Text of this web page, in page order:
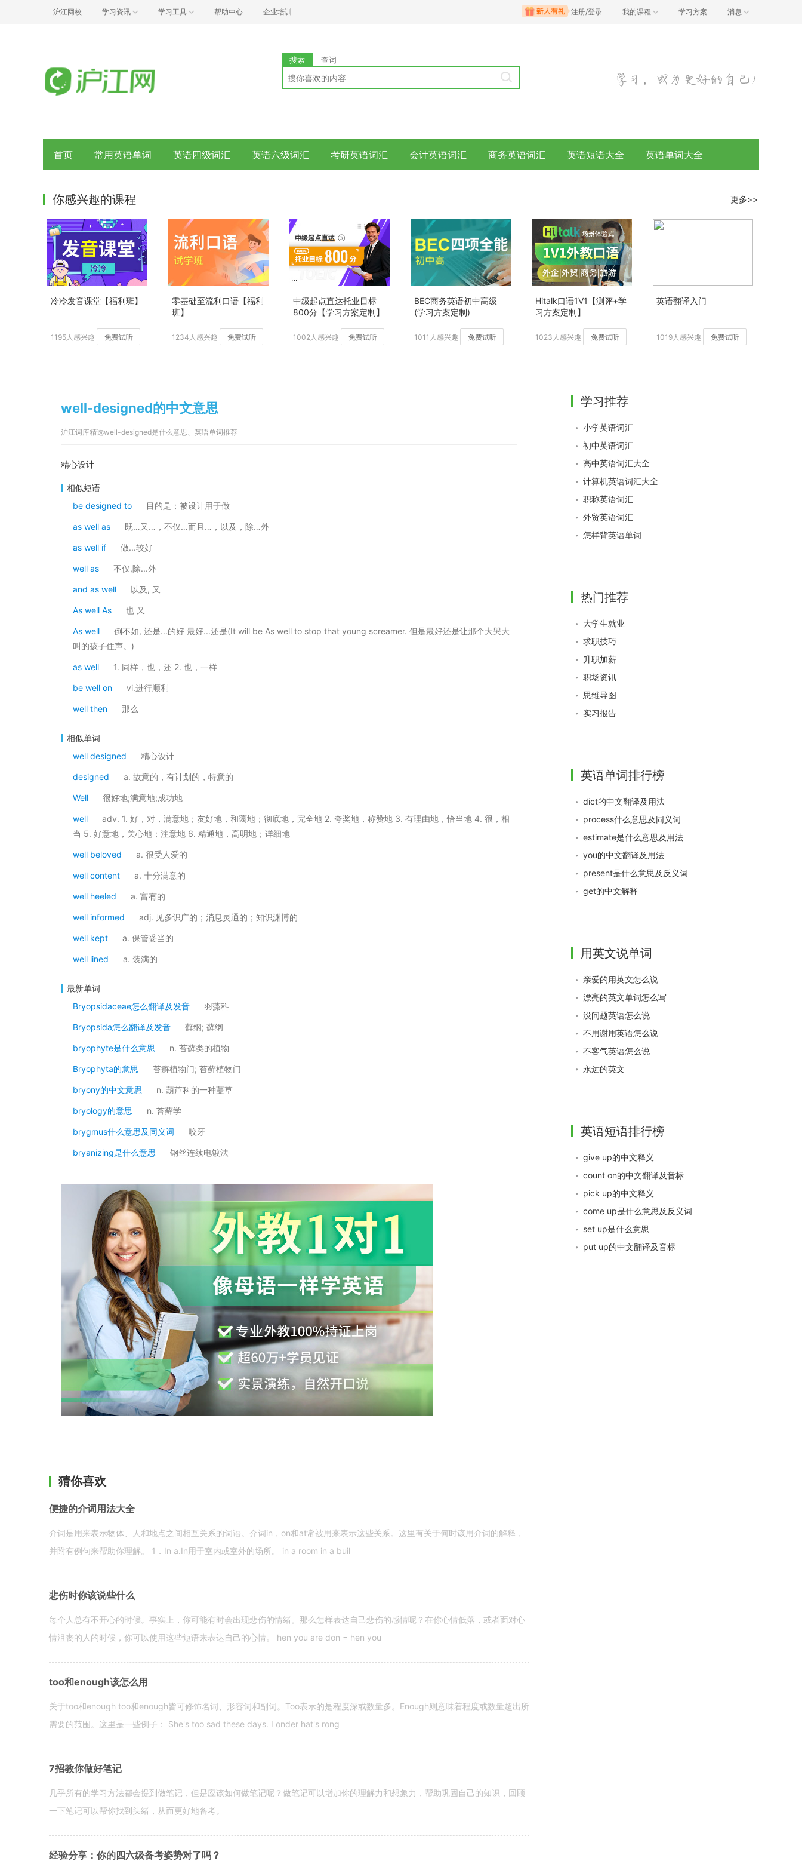
沪江网校 学习资讯 学习工具 帮助中心 企业培训 注册/登录 我的课程 学习方案 消息
搜索 查词
首页 常用英语单词 英语四级词汇 英语六级词汇 考研英语词汇 会计英语词汇 商务英语词汇 英语短语大全 英语单词大全
你感兴趣的课程 更多>>
冷冷发音课堂【福利班】
1195人感兴趣 免费试听
零基础至流利口语【福利
班】
1234人感兴趣 免费试听
中级起点直达托业目标
800分【学习方案定制】
1002人感兴趣 免费试听
BEC商务英语初中高级
(学习方案定制)
1011人感兴趣 免费试听
Hitalk口语1V1【测评+学
习方案定制】
1023人感兴趣 免费试听
英语翻译入门
1019人感兴趣 免费试听
well-designed的中文意思
沪江词库精选well-designed是什么意思、英语单词推荐
精心设计
相似短语
be designed to
目的是；被设计用于做
as well as 既…又…，不仅…而且…，以及，除…外
as well if 做...较好
well as 不仅,除...外
and as well 以及, 又
As well As 也 又
As well
倒不如, 还是...的好 最好...还是(It will be As well to stop that young screamer. 但是最好还是让那个大哭大
叫的孩子住声。)
as well 1. 同样，也，还 2. 也，一样
be well on vi.进行顺利
well then 那么
相似单词
well designed
精心设计
designed a. 故意的，有计划的，特意的
Well 很好地;满意地;成功地
well
adv. 1. 好，对，满意地；友好地，和蔼地；彻底地，完全地 2. 夸奖地，称赞地 3. 有理由地，恰当地 4. 很，相
当 5. 好意地，关心地；注意地 6. 精通地，高明地；详细地
well beloved a. 很受人爱的
well content a. 十分满意的
well heeled a. 富有的
well informed adj. 见多识广的；消息灵通的；知识渊博的
well kept a. 保管妥当的
well lined a. 装满的
最新单词
Bryopsidaceae怎么翻译及发音
羽藻科
Bryopsida怎么翻译及发音 藓纲; 藓纲
bryophyte是什么意思 n. 苔藓类的植物
Bryophyta的意思 苔癣植物门; 苔藓植物门
bryony的中文意思 n. 葫芦科的一种蔓草
bryology的意思 n. 苔藓学
brygmus什么意思及同义词 咬牙
bryanizing是什么意思 钢丝连续电镀法
猜你喜欢
便捷的介词用法大全
介词是用来表示物体、人和地点之间相互关系的词语。介词in，on和at常被用来表示这些关系。这里有关于何时该用介词的解释，
并附有例句来帮助你理解。 1．In a.In用于室内或室外的场所。 in a room in a buil
悲伤时你该说些什么
每个人总有不开心的时候。事实上，你可能有时会出现悲伤的情绪。那么怎样表达自己悲伤的感情呢？在你心情低落，或者面对心
情沮丧的人的时候，你可以使用这些短语来表达自己的心情。 hen you are don = hen you
too和enough该怎么用
关于too和enough too和enough皆可修饰名词、形容词和副词。Too表示的是程度深或数量多。Enough则意味着程度或数量超出所
需要的范围。这里是一些例子： She's too sad these days. I onder hat's rong
7招教你做好笔记
几乎所有的学习方法都会提到做笔记，但是应该如何做笔记呢？做笔记可以增加你的理解力和想象力，帮助巩固自己的知识，回顾
一下笔记可以帮你找到头绪，从而更好地备考。
经验分享：你的四六级备考姿势对了吗？
学习推荐
小学英语词汇
初中英语词汇
高中英语词汇大全
计算机英语词汇大全
职称英语词汇
外贸英语词汇
怎样背英语单词
热门推荐
大学生就业
求职技巧
升职加薪
职场资讯
思维导图
实习报告
英语单词排行榜
dict的中文翻译及用法
process什么意思及同义词
estimate是什么意思及用法
you的中文翻译及用法
present是什么意思及反义词
get的中文解释
用英文说单词
亲爱的用英文怎么说
漂亮的英文单词怎么写
没问题英语怎么说
不用谢用英语怎么说
不客气英语怎么说
永远的英文
英语短语排行榜
give up的中文释义
count on的中文翻译及音标
pick up的中文释义
come up是什么意思及反义词
set up是什么意思
put up的中文翻译及音标